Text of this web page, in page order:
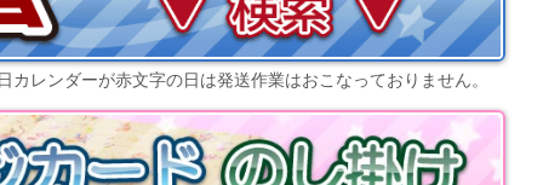
カレンダーが赤文字の日は発送作業はおこなっておりません。